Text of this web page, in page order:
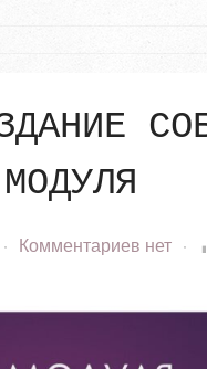
МОДУЛЯ
· Комментариев нет ·